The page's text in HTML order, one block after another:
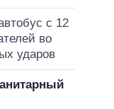
с 12
во
ударов